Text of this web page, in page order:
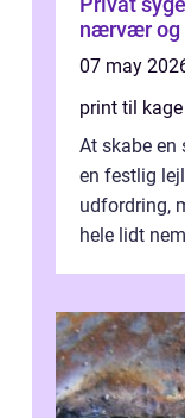
nærvær og
07 may
print til kage
At skabe
en festlig
udfordring,
hele lidt